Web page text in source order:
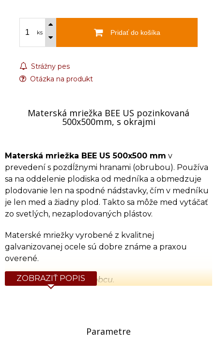
ks Pridať do košíka
Strážny pes
Otázka na produkt
Materská mriežka BEE US pozinkovaná
500x500mm, s okrajmi
Materská mriežka BEE US 500x500 mm v
prevedení s pozdĺžnymi hranami (obrubou). Používa
sa na oddelenie plodiska od medníka a obmedzuje
plodovanie len na spodné nádstavky, čím v medníku
je len med a žiadny plod. Takto sa môže med vytáčať
zo svetlých, nezaplodovaných plástov.
Materské mriežky vyrobené z kvalitnej
galvanizovanej ocele sú dobre známe a praxou
overené.
Produkt priamo od výrobcu.
ZOBRAZIŤ POPIS
Parametre